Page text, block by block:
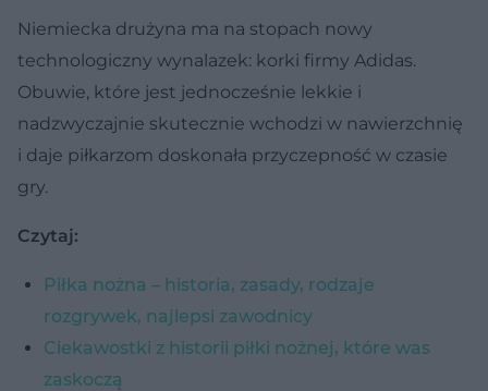
Niemiecka drużyna ma na stopach nowy
technologiczny wynalazek: korki firmy Adidas.
Obuwie, które jest jednocześnie lekkie i
nadzwyczajnie skutecznie wchodzi w nawierzchnię
i daje piłkarzom doskonała przyczepność w czasie
gry.
Czytaj:
Piłka nożna – historia, zasady, rodzaje
rozgrywek, najlepsi zawodnicy
Ciekawostki z historii piłki nożnej, które was
zaskoczą